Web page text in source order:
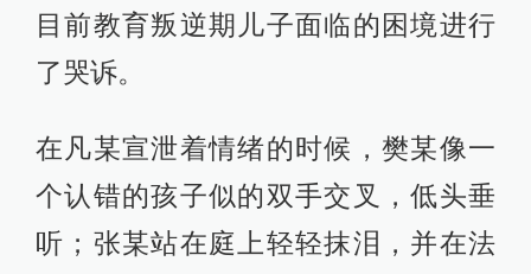
目前教育叛逆期儿子面临的困境进行
了哭诉。
在凡某宣泄着情绪的时候，樊某像一
个认错的孩子似的双手交叉，低头垂
听；张某站在庭上轻轻抹泪，并在法